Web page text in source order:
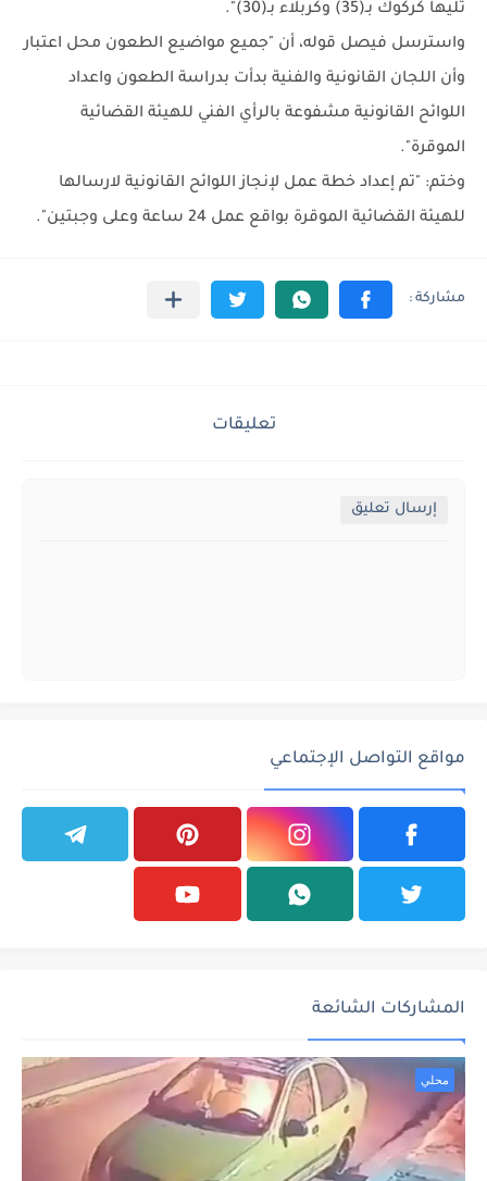
تليها كركوك بـ(35) وكربلاء بـ(30)".
واسترسل فيصل قوله، أن "جميع مواضيع الطعون محل اعتبار
وأن اللجان القانونية والفنية بدأت بدراسة الطعون واعداد
اللوائح القانونية مشفوعة بالرأي الفني للهيئة القضائية
الموقرة".
وختم: "تم إعداد خطة عمل لإنجاز اللوائح القانونية لارسالها
للهيئة القضائية الموقرة بواقع عمل 24 ساعة وعلى وجبتين".
تعليقات
إرسال تعليق
مواقع التواصل الإجتماعي
المشاركات الشائعة
محلي